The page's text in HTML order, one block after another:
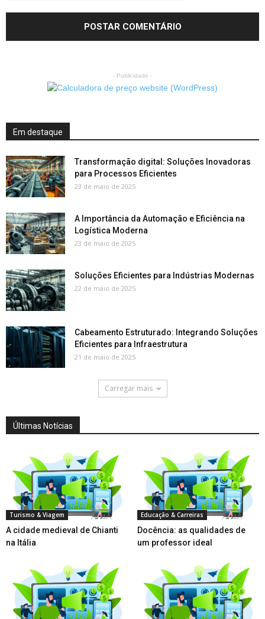
- Publicidade -
Em destaque
Transformação digital: Soluções Inovadoras
para Processos Eficientes
23 de maio de 2025
A Importância da Automação e Eficiência na
Logística Moderna
23 de maio de 2025
Soluções Eficientes para Indústrias Modernas
22 de maio de 2025
Cabeamento Estruturado: Integrando Soluções
Eficientes para Infraestrutura
21 de maio de 2025
Carregar mais
Últimas Notícias
Turismo & Viagem
A cidade medieval de Chianti
na Itália
Educação & Carreiras
Docência: as qualidades de
um professor ideal